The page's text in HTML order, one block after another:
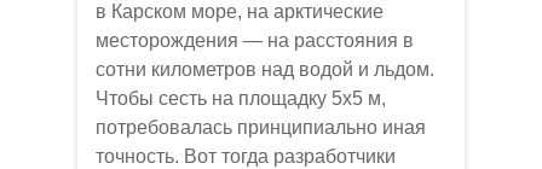
в Карском море, на арктические
месторождения — на расстояния в
сотни километров над водой и льдом.
Чтобы сесть на площадку 5х5 м,
потребовалась принципиально иная
точность. Вот тогда разработчики